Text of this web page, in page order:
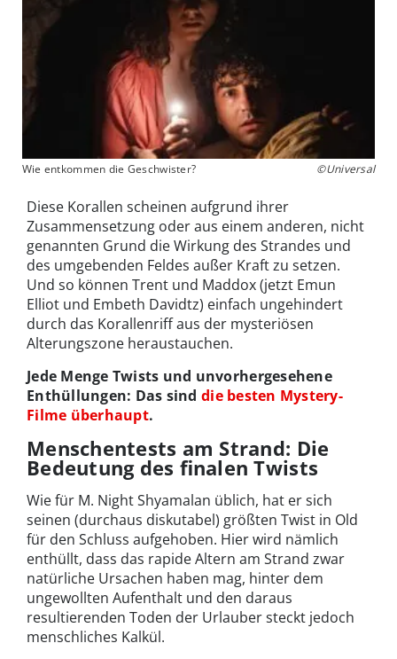
Wie entkommen die Geschwister? ©Universal
Diese Korallen scheinen aufgrund ihrer
Zusammensetzung oder aus einem anderen, nicht
genannten Grund die Wirkung des Strandes und
des umgebenden Feldes außer Kraft zu setzen.
Und so können Trent und Maddox (jetzt Emun
Elliot und Embeth Davidtz) einfach ungehindert
durch das Korallenriff aus der mysteriösen
Alterungszone heraustauchen.
Jede Menge Twists und unvorhergesehene
Enthüllungen: Das sind die besten Mystery-
Filme überhaupt.
Menschentests am Strand: Die
Bedeutung des finalen Twists
Wie für M. Night Shyamalan üblich, hat er sich
seinen (durchaus diskutabel) größten Twist in Old
für den Schluss aufgehoben. Hier wird nämlich
enthüllt, dass das rapide Altern am Strand zwar
natürliche Ursachen haben mag, hinter dem
ungewollten Aufenthalt und den daraus
resultierenden Toden der Urlauber steckt jedoch
menschliches Kalkül.